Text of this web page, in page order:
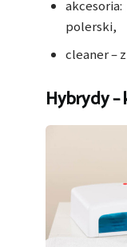
polerski,
cleaner –
Hybrydy